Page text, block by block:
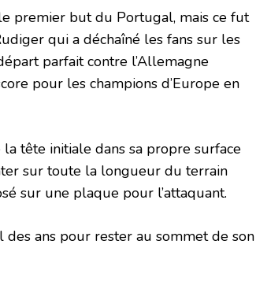
premier but du Portugal, mais ce fut
qui a déchaîné les fans sur les
parfait contre l’Allemagne
pour les champions d’Europe en
tête initiale dans sa propre surface
sur toute la longueur du terrain
sur une plaque pour l’attaquant.
ans pour rester au sommet de son